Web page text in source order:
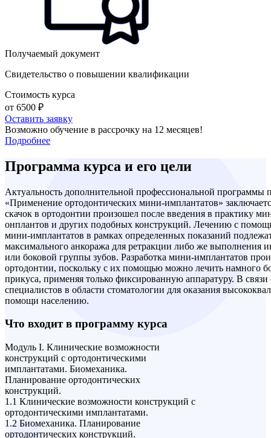
Получаемый документ
Свидетельство о повышении квалификации
Стоимость курса
от 6500 ₽
Оставить заявку
Возможно обучение в рассрочку на 12 месяцев!
Подробнее
Программа курса и его цели
Актуальность дополнительной профессиональной
«Применение ортодонтических мини-имплантатов»
скачок в ортодонтии произошел после введения в практику
онплантов и других подобных конструкций. Лечению с
мини-имплантатов в рамках определенных показаний
максимального анкоража для ретракции либо же выполнения
или боковой группы зубов. Разработка мини-имплантатов
ортодонтии, поскольку с их помощью можно лечить намного
прикуса, применяя только фиксированную аппаратуру. В
специалистов в области стоматологии для оказания
помощи населению.
Что входит в программу курса
Модуль I. Клинические возможности
конструкций с ортодонтическими
имплантатами. Биомеханика.
Планирование ортодонтических
конструкций.
1.1 Клинические возможности конструкций с
ортодонтическими имплантатами.
1.2 Биомеханика. Планирование
ортодонтических конструкций.